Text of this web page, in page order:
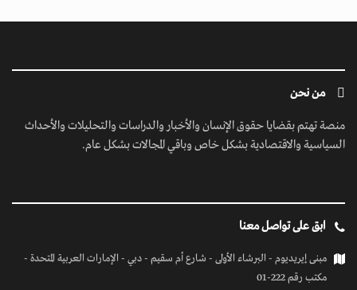
من نحن
منصة تهتم بقضايا حقوق الإنسان والأخبار والدراسات والتحليلات والأحداث
السياسية والاقتصادية بشكل خاص وباقي المجالات بشكل عام.
ابق على تواصل معنا
مبنى إيريديوم - البرشاء الأولى - شارع أم سقيم - دبي - الإمارات العربية المتحدة -
مكتب رقم 222-01